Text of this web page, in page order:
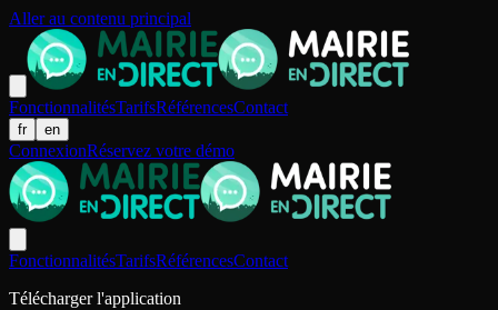
Aller au contenu principal
FonctionnalitésTarifsRéférencesContact
fr en
ConnexionRéservez votre démo
FonctionnalitésTarifsRéférencesContact
Télécharger l'application